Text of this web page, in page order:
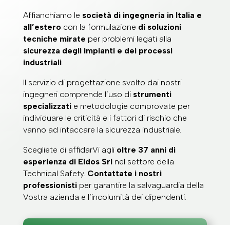
Affianchiamo le società di ingegneria in Italia e
all’esterocon la formulazione di soluzioni
tecniche mirate per problemi legati alla
sicurezza degli impianti e dei processi
industriali.
Il servizio di progettazione svolto dai nostri
ingegneri comprende l’uso di strumenti
specializzatie metodologie comprovate per
individuare le criticità e i fattori di rischio che
vanno ad intaccare la sicurezza industriale.
Scegliete di affidarVi agli oltre 37 anni di
esperienza di Eidos Srl nel settore della
Technical Safety. Contattate i nostri
professionistiper garantire la salvaguardia della
Vostra azienda e l’incolumità dei dipendenti.